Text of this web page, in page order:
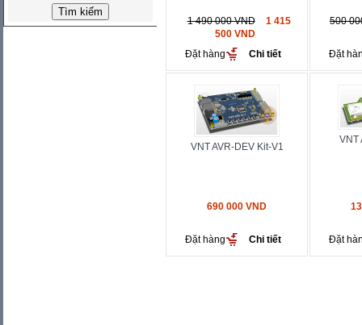
1 490 000 VND
1 415
500 VND
Đặt hàng
Chi tiết
500
Đặt
VNT AVR-DEV Kit-V1
690 000 VND
Đặt hàng Chi tiết
VNT
Đặt